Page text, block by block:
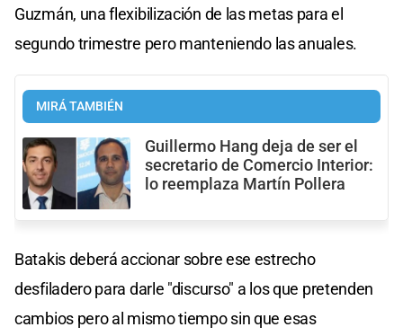
Guzmán, una flexibilización de las metas para el
segundo trimestre pero manteniendo las anuales.
MIRÁ TAMBIÉN
Guillermo Hang deja de ser el
secretario de Comercio Interior:
lo reemplaza Martín Pollera
Batakis deberá accionar sobre ese estrecho
desfiladero para darle "discurso" a los que pretenden
cambios pero al mismo tiempo sin que esas